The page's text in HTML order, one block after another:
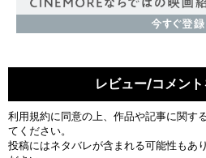
レビュー/コメン
利用規約に同意の上、作品や記事に関す
てください。
投稿にはネタバレが含まれる可能性もあ